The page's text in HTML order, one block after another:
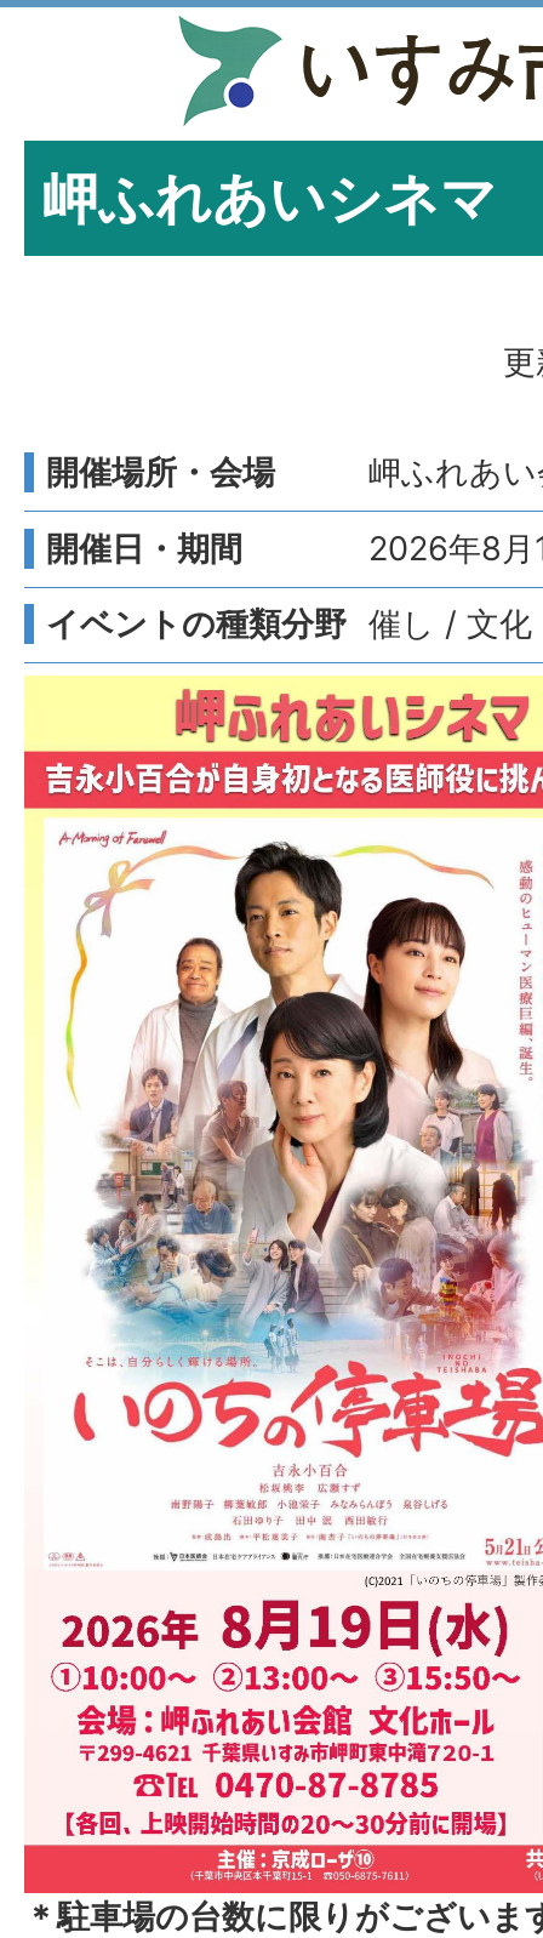
岬ふれあいシネマ
開催場所・会場
岬ふれあ
開催日・期間
2026年8月
イベントの種類分野 催し / 文化
＊駐車場の台数に限りがござい